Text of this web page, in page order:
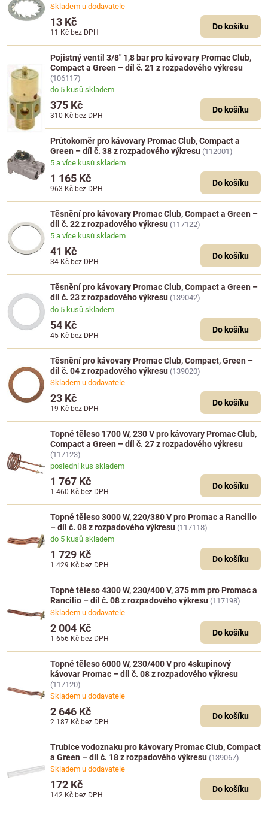
Skladem u dodavatele
13 Kč
11 Kč bez DPH
Do košíku
Pojistný ventil 3/8" 1,8 bar pro kávovary Promac Club,
Compact a Green – díl č. 21 z rozpadového výkresu
(106117)
do 5 kusů skladem
375 Kč
310 Kč bez DPH
Do košíku
Průtokoměr pro kávovary Promac Club, Compact a
Green – díl č. 38 z rozpadového výkresu (112001)
5 a více kusů skladem
1 165 Kč
963 Kč bez DPH
Do košíku
Těsnění pro kávovary Promac Club, Compact a Green –
díl č. 22 z rozpadového výkresu (117122)
5 a více kusů skladem
41 Kč
34 Kč bez DPH
Do košíku
Těsnění pro kávovary Promac Club, Compact a Green –
díl č. 23 z rozpadového výkresu (139042)
do 5 kusů skladem
54 Kč
45 Kč bez DPH
Do košíku
Těsnění pro kávovary Promac Club, Compact, Green –
díl č. 04 z rozpadového výkresu (139020)
Skladem u dodavatele
23 Kč
19 Kč bez DPH
Do košíku
Topné těleso 1700 W, 230 V pro kávovary Promac Club,
Compact a Green – díl č. 27 z rozpadového výkresu
(117123)
poslední kus skladem
1 767 Kč
1 460 Kč bez DPH
Do košíku
Topné těleso 3000 W, 220/380 V pro Promac a Rancilio
– díl č. 08 z rozpadového výkresu (117118)
do 5 kusů skladem
1 729 Kč
1 429 Kč bez DPH
Do košíku
Topné těleso 4300 W, 230/400 V, 375 mm pro Promac a
Rancilio – díl č. 08 z rozpadového výkresu (117198)
Skladem u dodavatele
2 004 Kč
1 656 Kč bez DPH
Do košíku
Topné těleso 6000 W, 230/400 V pro 4skupinový
kávovar Promac – díl č. 08 z rozpadového výkresu
(117120)
Skladem u dodavatele
2 646 Kč
2 187 Kč bez DPH
Do košíku
Trubice vodoznaku pro kávovary Promac Club, Compact
a Green – díl č. 18 z rozpadového výkresu (139067)
Skladem u dodavatele
172 Kč
142 Kč bez DPH
Do košíku